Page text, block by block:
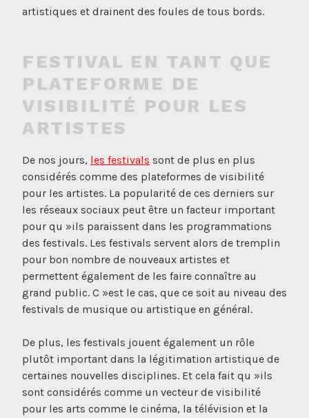
artistiques et drainent des foules de tous bords.
FESTIVAL EN TANT QUE
PLATEFORME DE
VISIBILITÉ POUR LES
ARTISTES
De nos jours, les festivals sont de plus en plus
considérés comme des plateformes de visibilité
pour les artistes. La popularité de ces derniers sur
les réseaux sociaux peut être un facteur important
pour qu »ils paraissent dans les programmations
des festivals. Les festivals servent alors de tremplin
pour bon nombre de nouveaux artistes et
permettent également de les faire connaître au
grand public. C »est le cas, que ce soit au niveau des
festivals de musique ou artistique en général.
De plus, les festivals jouent également un rôle
plutôt important dans la légitimation artistique de
certaines nouvelles disciplines. Et cela fait qu »ils
sont considérés comme un vecteur de visibilité
pour les arts comme le cinéma, la télévision et la